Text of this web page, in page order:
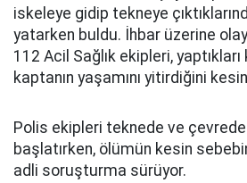
iskeleye gidip tekneye
yatarken buldu. İhbar üzerine
112 Acil Sağlık ekipleri,
kaptanın yaşamını yitirdiğini
Polis ekipleri teknede ve
başlatırken, ölümün kesin
adli soruşturma sürüyor.